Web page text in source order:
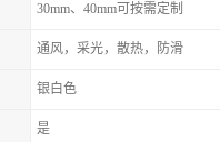
30mm、40mm可按需定制
通风，采光，散热，防滑
银白色
是